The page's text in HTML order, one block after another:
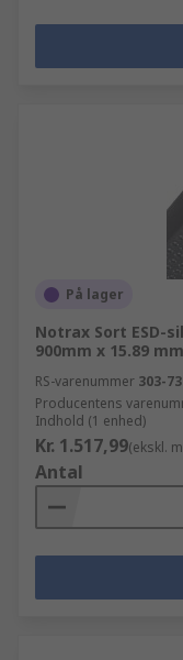
På lager
Notrax Sort ESD-
900mm x 15.89 mm
RS-varenummer 303-
Producentens
Indhold (1 enhed)
Kr. 1.517,99(ekskl.
Antal